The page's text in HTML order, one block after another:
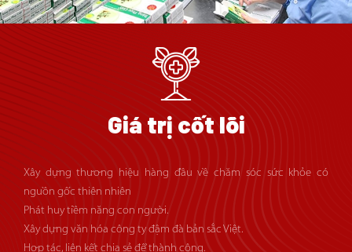
Giá trị cốt lõi
Xây dựng thương hiệu hàng đầu về chăm sóc sức khỏe có
nguồn gốc thiên nhiên
Phát huy tiềm năng con người.
Xây dựng văn hóa công ty đậm đà bản sắc Việt.
Hợp tác, liên kết chia sẻ để thành công.